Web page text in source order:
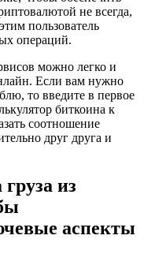
не всегда,
пользователь
операций.
можно легко и
Если вам нужно
то введите в первое
биткоина к
соотношение
друг друга и
из
аспекты